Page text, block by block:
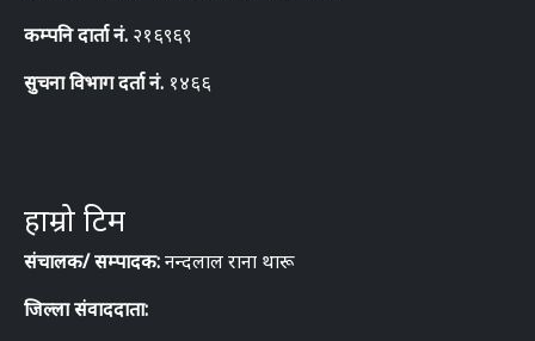
कम्पनि दार्ता नं. २१६९६९
सुचना विभाग दर्ता नं. १४६६
हाम्रो टिम
संचालक/ सम्पादक:नन्दलाल राना थारू
जिल्ला संवाददाता: